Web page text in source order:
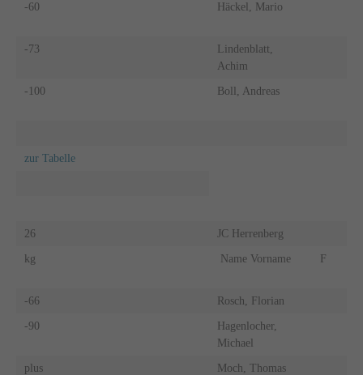
-60 Häckel, Mario
-73
Lindenblatt,
Achim
-100 Boll, Andreas
zur Tabelle
26 JC Herrenberg
kg Name Vorname F
-66 Rosch, Florian
-90
Hagenlocher,
Michael
plus Moch, Thomas